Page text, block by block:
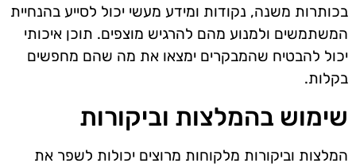
בכותרות משנה, נקודות ומידע מעשי יכול לסייע בהנחיית
המשתמשים ולמנוע מהם להרגיש מוצפים. תוכן איכותי
יכול להבטיח שהמבקרים ימצאו את מה שהם מחפשים
בקלות.
שימוש בהמלצות וביקורות
המלצות וביקורות מלקוחות מרוצים יכולות לשפר את